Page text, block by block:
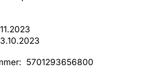
5701293656800